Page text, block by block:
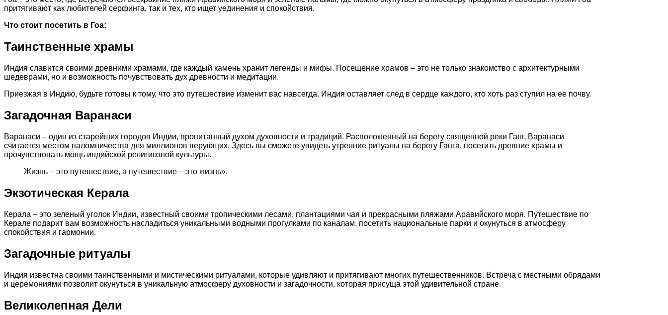
притягивают как любителей серфинга, так и тех, кто ищет уединения и спокойствия.
Что стоит посетить в Гоа:
Таинственные храмы
Индия славится своими древними храмами, где каждый камень хранит легенды и мифы. Посещение храмов – это не только знакомство с архитектурными
шедеврами, но и возможность почувствовать дух древности и медитации.
Приезжая в Индию, будьте готовы к тому, что это путешествие изменит вас навсегда. Индия оставляет след в сердце каждого, кто хоть раз ступил на ее почву.
Загадочная Варанаси
Варанаси – один из старейших городов Индии, пропитанный духом духовности и традиций. Расположенный на берегу священной реки Ганг, Варанаси
считается местом паломничества для миллионов верующих. Здесь вы сможете увидеть утренние ритуалы на берегу Ганга, посетить древние храмы и
прочувствовать мощь индийской религиозной культуры.
Жизнь – это путешествие, а путешествие – это жизнь».
Экзотическая Керала
Керала – это зеленый уголок Индии, известный своими тропическими лесами, плантациями чая и прекрасными пляжами Аравийского моря. Путешествие по
Керале подарит вам возможность насладиться уникальными водными прогулками по каналам, посетить национальные парки и окунуться в атмосферу
спокойствия и гармонии.
Загадочные ритуалы
Индия известна своими таинственными и мистическими ритуалами, которые удивляют и притягивают многих путешественников. Встреча с местными обрядами
и церемониями позволит окунуться в уникальную атмосферу духовности и загадочности, которая присуща этой удивительной стране.
Великолепная Дели